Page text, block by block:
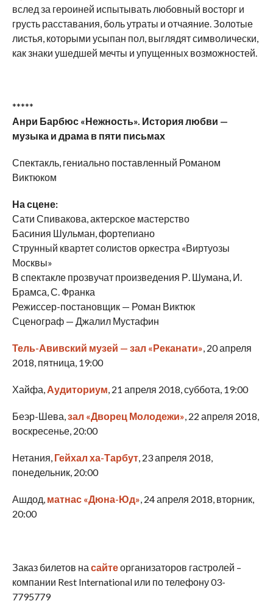
вслед за героиней испытывать любовный восторг и
грусть расставания, боль утраты и отчаяние. Золотые
листья, которыми усыпан пол, выглядят символически,
как знаки ушедшей мечты и упущенных возможностей.
*****
Анри Барбюс «Нежность». История любви —
музыка и драма в пяти письмах
Спектакль, гениально поставленный Романом
Виктюком
На сцене:
Сати Спивакова, актерское мастерство
Басиния Шульман, фортепиано
Струнный квартет солистов оркестра «Виртуозы
Москвы»
В спектакле прозвучат произведения Р. Шумана, И.
Брамса, С. Франка
Режиссер-постановщик — Роман Виктюк
Сценограф — Джалил Мустафин
Тель-Авивский музей — зал «Реканати», 20 апреля
2018, пятница, 19:00
Хайфа, Аудиториум, 21 апреля 2018, суббота, 19:00
Беэр-Шева,зал «Дворец Молодежи», 22 апреля 2018,
воскресенье, 20:00
Нетания, Гейхал ха-Тарбут, 23 апреля 2018,
понедельник, 20:00
Ашдод, матнас «Дюна-Юд», 24 апреля 2018, вторник,
20:00
Заказ билетов на сайтеорганизаторов гастролей –
компании Rest International или по телефону 03-
7795779